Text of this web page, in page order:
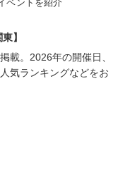
ベントを紹介
】
載。2026年の開催日、
気ランキングなどをお